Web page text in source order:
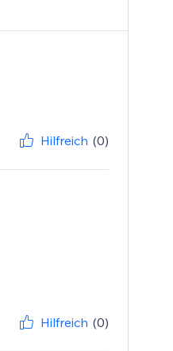
Hilfreich (0)
Hilfreich (0)